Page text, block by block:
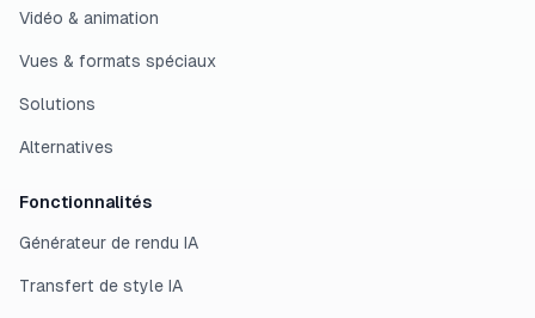
Vidéo & animation
Vues & formats spéciaux
Solutions
Alternatives
Fonctionnalités
Générateur de rendu IA
Transfert de style IA